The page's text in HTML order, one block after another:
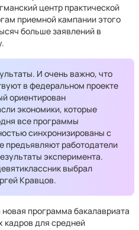
центр практической
приемной кампании этого
больше заявлений в
И очень важно, что
в федеральном проекте
ориентирован
экономики, которые
все программы
синхронизированы с
предъявляют работодатели
эксперимента.
выбрал
Кравцов.
программа бакалавриата
кадров для средней